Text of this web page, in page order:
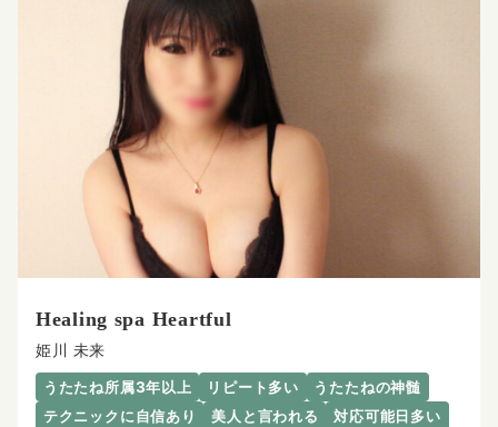
Healing spa Heartful
姫川 未来
うたたね所属3年以上 リピート多い
うたたねの神髄
テクニックに自信あり
美人と言われる
対応可能日多い